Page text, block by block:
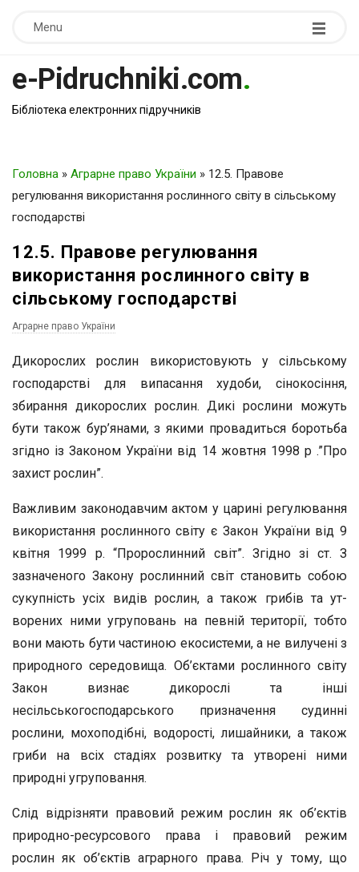
Menu
e-Pidruchniki.com.
Бібліотека електронних підручників
Головна » Аграрне право України » 12.5. Правове
регулювання використання рослинного світу в сільському
господарстві
12.5. Правове регулювання
використання рослинного світу в
сільському господарстві
Аграрне право України
Дикорослих рослин використовують у сільському
господарстві для випасання худоби, сінокосіння,
збирання дикорослих рослин. Дикі рослини можуть
бути також бур’янами, з якими провадиться боротьба
згідно із Законом України від 14 жовтня 1998 р .”Про
за­хист рослин”.
Важливим законодавчим актом у царині регулювання
викорис­тання рослинного світу є Закон України від 9
квітня 1999 р. “Пророслинний світ”. Згідно зі ст. З
зазначеного Закону рослинний світ становить собою
сукупність усіх видів рослин, а також грибів та ут­
ворених ними угруповань на певній території, тобто
вони мають бути частиною екосистеми, а не вилучені з
природного середови­ща. Об’єктами рослинного світу
Закон визнає дикорослі та інші
несільськогосподарського призначення судинні
рослини, мохопо­дібні, водорості, лишайники, а також
гриби на всіх стадіях розвит­ку та утворені ними
природні угруповання.
Слід відрізняти правовий режим рослин як об’єктів
природно-ресурсового права і правовий режим
рослин як об’єктів аграрно­го права. Річ у тому, що